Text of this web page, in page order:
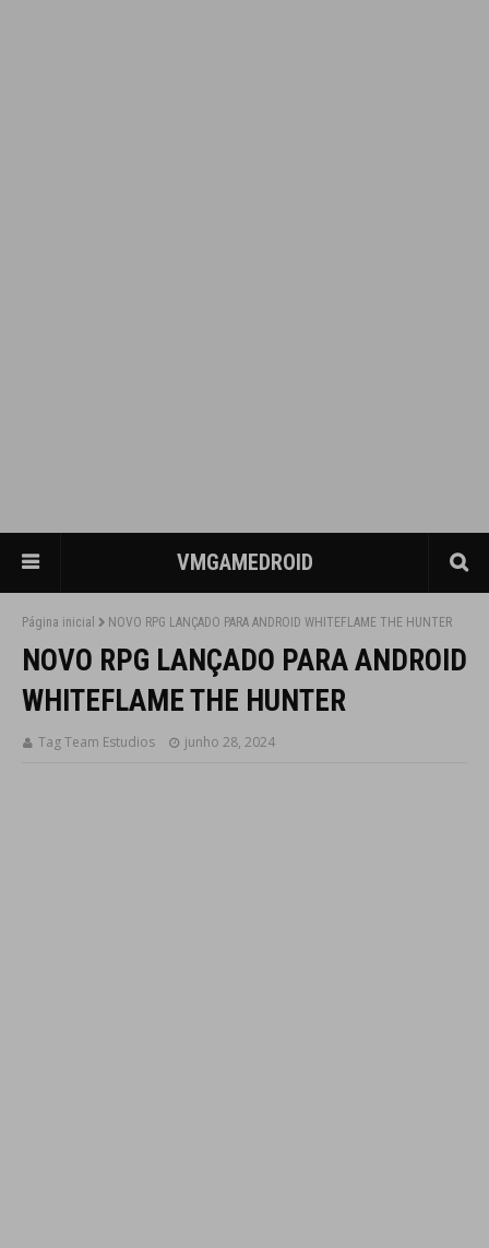
VMGAMEDROID
Página inicial NOVO RPG LANÇADO PARA ANDROID WHITEFLAME THE HUNTER
NOVO RPG LANÇADO PARA ANDROID
WHITEFLAME THE HUNTER
Tag Team Estudios junho 28, 2024